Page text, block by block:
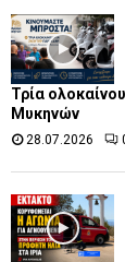
Τρία
Μυκηνών
28.07.2026